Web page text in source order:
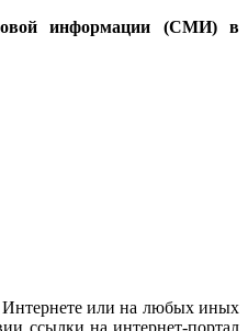
информации (СМИ) в
Интернете или на любых иных